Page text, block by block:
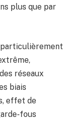
plus que par
réseaux
biais
effet de
fous